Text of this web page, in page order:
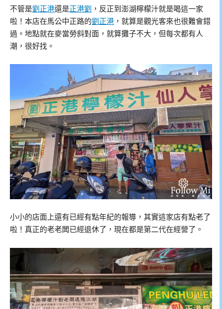
不管是劉正港還是正港劉
，反正到澎湖檸檬汁就是喝這一家
啦！本店在馬公中正路的劉正港 ，就算是觀光客來也很難會錯
過。地點就在麥當勞斜對面，就算攤子不大，但每次都有人
潮，很好找。
小小的店面上還有已經有點年紀的報導，其實這家店有點老了
啦！真正的老老闆已經退休了，現在都是第二代在經營了。